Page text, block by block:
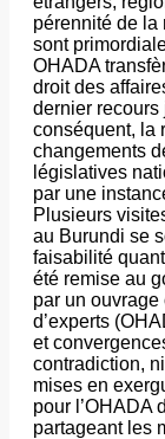
pérennité de la
sont
OHADA
droit des
dernier
conséquent, la
changements
législatives
par une
Plusieurs
au Burundi se
faisabilité
été remise au
par un
d’experts
et
contradiction,
mises en
pour l’OHADA
partageant les